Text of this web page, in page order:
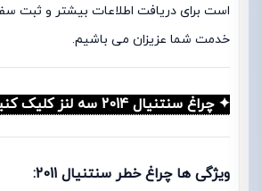
است برای دریافت اطلاعات بیشتر و ثبت
خدمت شما عزیزان می باشیم.
✦ چراغ سنتنیال 2014 سه لنز کلیک کنید ➤
ویژگی ها چراغ خطر سنتنیال 2011: